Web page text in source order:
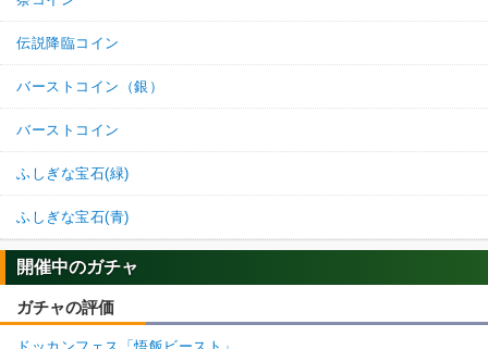
伝説降臨コイン
バーストコイン（銀）
バーストコイン
ふしぎな宝石(緑)
ふしぎな宝石(青)
開催中のガチャ
ガチャの評価